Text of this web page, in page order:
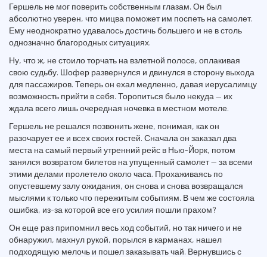
Гершель не мог поверить собственным глазам. Он был
абсолютно уверен, что мицва поможет им поспеть на самолет.
Ему неоднократно удавалось достичь большего и не в столь
однозначно благородных ситуациях.
Ну, что ж, не стоило торчать на взлетной полосе, оплакивая
свою судьбу. Шофер развернулся и двинулся в сторону выхода
для пассажиров. Теперь он ехал медленно, давая иерусалимцу
возможность прийти в себя. Торопиться было некуда — их
ждала всего лишь очередная ночевка в местном мотеле.
Гершель не решался позвонить жене, понимая, как он
разочарует ее и всех своих гостей. Сначала он заказал два
места на самый первый утренний рейс в Нью-Йорк, потом
занялся возвратом билетов на упущенный самолет — за всеми
этими делами пролетело около часа. Прохаживаясь по
опустевшему залу ожидания, он снова и снова возвращался
мыслями к только что пережитым событиям. В чем же состояла
ошибка, из-за которой все его усилия пошли прахом?
Он еще раз припомнил весь ход событий, но так ничего и не
обнаружил, махнул рукой, порылся в карманах, нашел
подходящую мелочь и пошел заказывать чай. Вернувшись с